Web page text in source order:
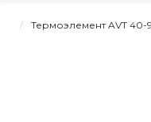
Термоэлемент AVT 40-